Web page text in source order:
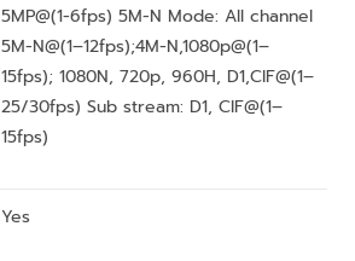
5MP@(1-6fps) 5M-N Mode: All channel
5M-N@(1–12fps);4M-N,1080p@(1–
15fps); 1080N, 720p, 960H, D1,CIF@(1–
25/30fps) Sub stream: D1, CIF@(1–
15fps)
Yes